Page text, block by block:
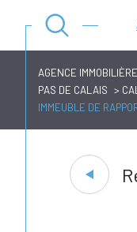
AGENCE
PAS DE CALAIS
IMMEUBLE DE